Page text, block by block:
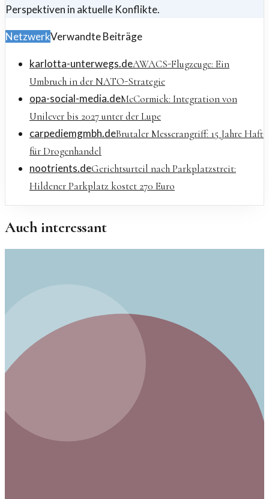
Perspektiven in aktuelle Konflikte.
NetzwerkVerwandte Beiträge
karlotta-unterwegs.deAWACS-Flugzeuge: Ein
Umbruch in der NATO-Strategie
opa-social-media.deMcCormick: Integration von
Unilever bis 2027 unter der Lupe
carpediemgmbh.deBrutaler Messerangriff: 15 Jahre Haft
für Drogenhandel
nootrients.deGerichtsurteil nach Parkplatzstreit:
Hildener Parkplatz kostet 270 Euro
Auch interessant